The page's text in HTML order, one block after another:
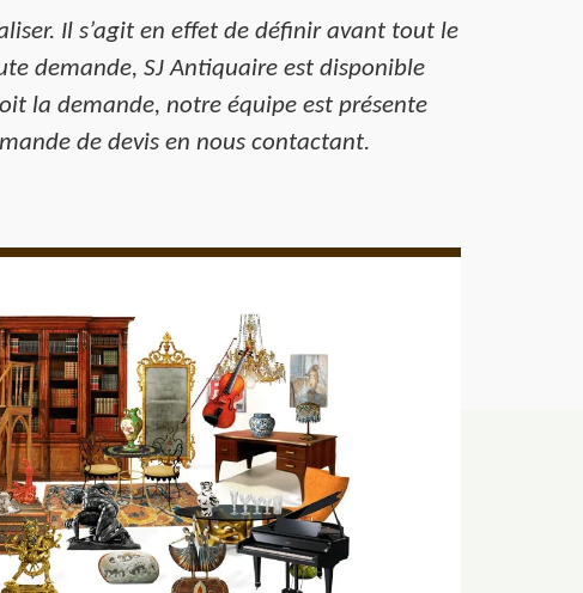
Il s’agit en effet de définir avant tout le
demande, SJ Antiquaire est disponible
la demande, notre équipe est présente
de devis en nous contactant.